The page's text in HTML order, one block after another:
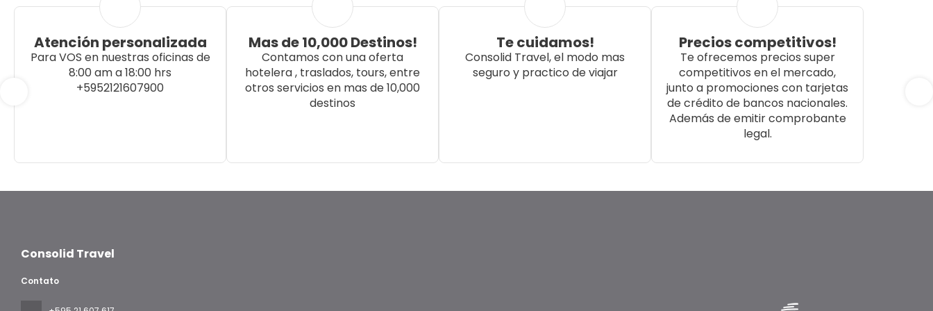
Atención personalizada
Para VOS en nuestras oficinas de
8:00 am a 18:00 hrs
+5952121607900
Mas de 10,000 Destinos!
Contamos con una oferta
hotelera , traslados, tours, entre
otros servicios en mas de 10,000
destinos
Te cuidamos!
Consolid Travel, el modo mas
seguro y practico de viajar
Precios competitivos!
Te ofrecemos precios super
competitivos en el mercado,
junto a promociones con tarjetas
de crédito de bancos nacionales.
Además de emitir comprobante
legal.
Consolid Travel
Contato